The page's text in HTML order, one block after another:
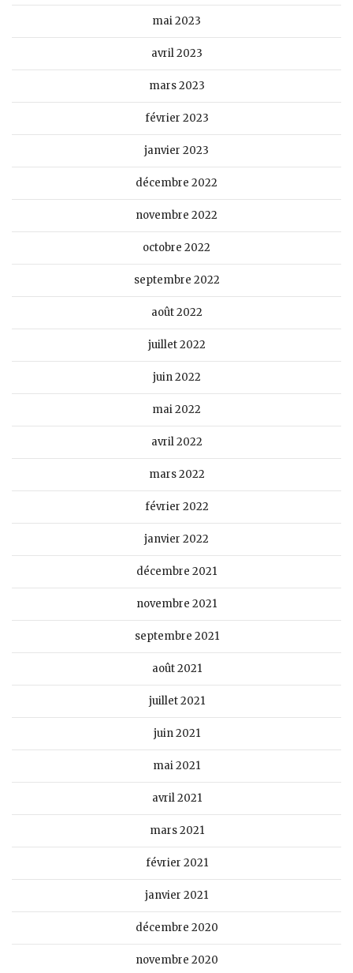
mai 2023
avril 2023
mars 2023
février 2023
janvier 2023
décembre 2022
novembre 2022
octobre 2022
septembre 2022
août 2022
juillet 2022
juin 2022
mai 2022
avril 2022
mars 2022
février 2022
janvier 2022
décembre 2021
novembre 2021
septembre 2021
août 2021
juillet 2021
juin 2021
mai 2021
avril 2021
mars 2021
février 2021
janvier 2021
décembre 2020
novembre 2020